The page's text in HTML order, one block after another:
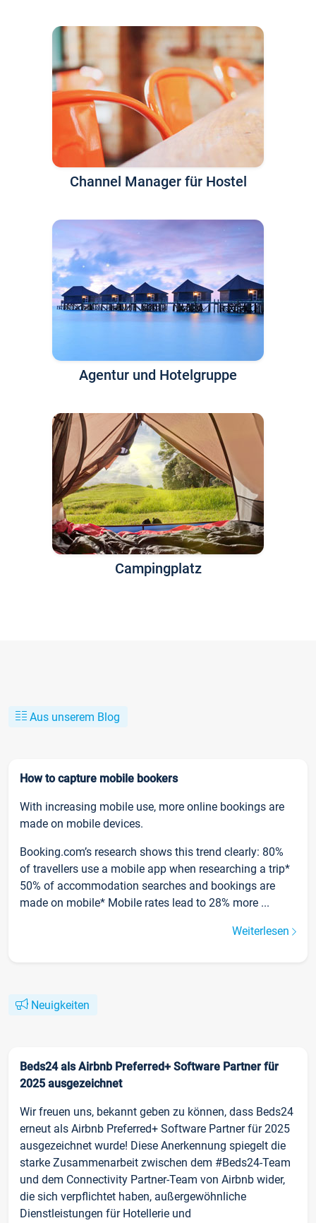
Channel Manager für Hostel
Agentur und Hotelgruppe
Campingplatz
Aus unserem Blog
How to capture mobile bookers
With increasing mobile use, more online bookings are
made on mobile devices.
Booking.com’s research shows this trend clearly: 80%
of travellers use a mobile app when researching a trip*
50% of accommodation searches and bookings are
made on mobile* Mobile rates lead to 28% more ...
Weiterlesen
Neuigkeiten
Beds24 als Airbnb Preferred+ Software Partner für
2025 ausgezeichnet
Wir freuen uns, bekannt geben zu können, dass Beds24
erneut als Airbnb Preferred+ Software Partner für 2025
ausgezeichnet wurde! Diese Anerkennung spiegelt die
starke Zusammenarbeit zwischen dem #Beds24-Team
und dem Connectivity Partner-Team von Airbnb wider,
die sich verpflichtet haben, außergewöhnliche
Dienstleistungen für Hotellerie und